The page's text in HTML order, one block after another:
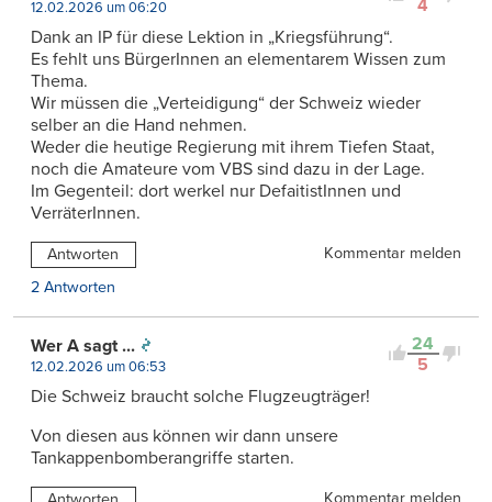
4
12.02.2026 um 06:20
Dank an IP für diese Lektion in „Kriegsführung“.
Es fehlt uns BürgerInnen an elementarem Wissen zum
Thema.
Wir müssen die „Verteidigung“ der Schweiz wieder
selber an die Hand nehmen.
Weder die heutige Regierung mit ihrem Tiefen Staat,
noch die Amateure vom VBS sind dazu in der Lage.
Im Gegenteil: dort werkel nur DefaitistInnen und
VerräterInnen.
Antworten
Kommentar melden
2 Antworten
24
5
Wer A sagt ...
12.02.2026 um 06:53
Die Schweiz braucht solche Flugzeugträger!
Von diesen aus können wir dann unsere
Tankappenbomberangriffe starten.
Kommentar melden